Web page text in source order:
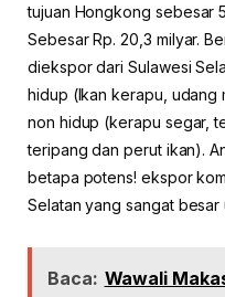
tujuan Hongkong sebesar
Sebesar Rp. 20,3 milyar.
diekspor dari Sulawesi
hidup (Ikan kerapu, udang
non hidup (kerapu segar,
teripang dan perut ikan).
betapa potens! ekspor
Selatan yang sangat
Baca: Wawali